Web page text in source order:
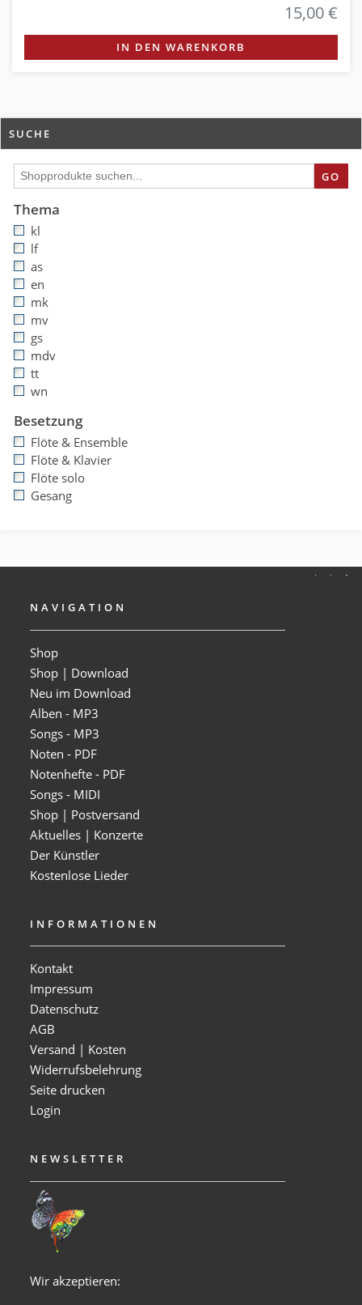
15,00 €
IN DEN WARENKORB
SUCHE
GO
Thema
kl
lf
as
en
mk
mv
gs
mdv
tt
wn
Besetzung
Flöte & Ensemble
Flöte & Klavier
Flöte solo
Gesang
NAVIGATION
Shop
Shop | Download
Neu im Download
Alben - MP3
Songs - MP3
Noten - PDF
Notenhefte - PDF
Songs - MIDI
Shop | Postversand
Aktuelles | Konzerte
Der Künstler
Kostenlose Lieder
INFORMATIONEN
Kontakt
Impressum
Datenschutz
AGB
Versand | Kosten
Widerrufsbelehrung
Seite drucken
Login
NEWSLETTER
Wir akzeptieren: